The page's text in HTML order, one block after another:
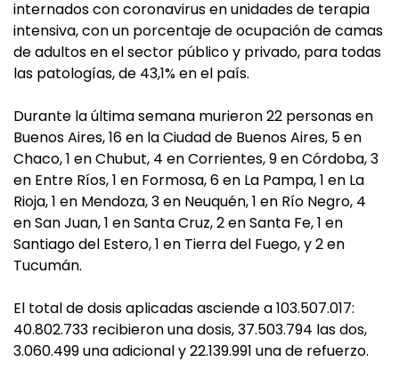
internados con coronavirus en unidades de terapia
intensiva, con un porcentaje de ocupación de camas
de adultos en el sector público y privado, para todas
las patologías, de 43,1% en el país.
Durante la última semana murieron 22 personas en
Buenos Aires, 16 en la Ciudad de Buenos Aires, 5 en
Chaco, 1 en Chubut, 4 en Corrientes, 9 en Córdoba, 3
en Entre Ríos, 1 en Formosa, 6 en La Pampa, 1 en La
Rioja, 1 en Mendoza, 3 en Neuquén, 1 en Río Negro, 4
en San Juan, 1 en Santa Cruz, 2 en Santa Fe, 1 en
Santiago del Estero, 1 en Tierra del Fuego, y 2 en
Tucumán.
El total de dosis aplicadas asciende a 103.507.017:
40.802.733 recibieron una dosis, 37.503.794 las dos,
3.060.499 una adicional y 22.139.991 una de refuerzo.